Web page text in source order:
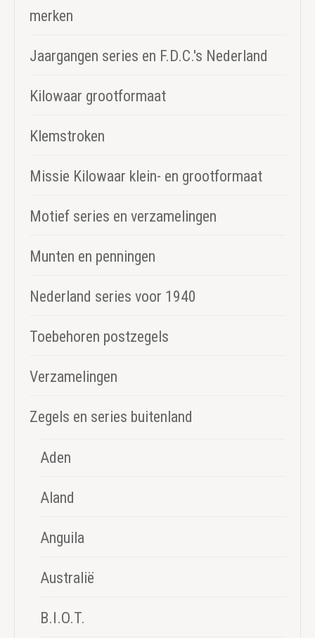
merken
Jaargangen series en F.D.C.'s Nederland
Kilowaar grootformaat
Klemstroken
Missie Kilowaar klein- en grootformaat
Motief series en verzamelingen
Munten en penningen
Nederland series voor 1940
Toebehoren postzegels
Verzamelingen
Zegels en series buitenland
Aden
Aland
Anguila
Australië
B.I.O.T.